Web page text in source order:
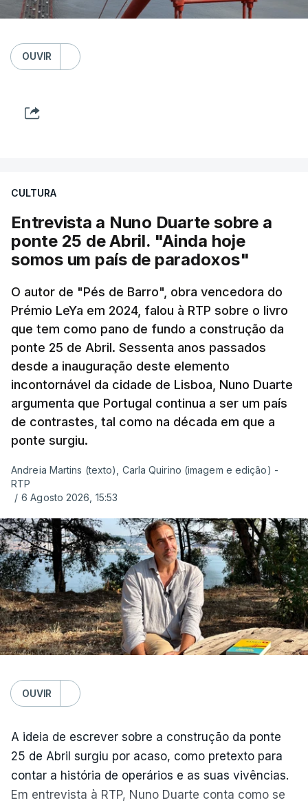
OUVIR
CULTURA
Entrevista a Nuno Duarte sobre a
ponte 25 de Abril. "Ainda hoje
somos um país de paradoxos"
O autor de "Pés de Barro", obra vencedora do
Prémio LeYa em 2024, falou à RTP sobre o livro
que tem como pano de fundo a construção da
ponte 25 de Abril. Sessenta anos passados
desde a inauguração deste elemento
incontornável da cidade de Lisboa, Nuno Duarte
argumenta que Portugal continua a ser um país
de contrastes, tal como na década em que a
ponte surgiu.
Andreia Martins (texto), Carla Quirino (imagem e edição) -
RTP
/ 6 Agosto 2026, 15:53
OUVIR
A ideia de escrever sobre a construção da ponte
25 de Abril surgiu por acaso, como pretexto para
contar a história de operários e as suas vivências.
Em entrevista à RTP, Nuno Duarte conta como se